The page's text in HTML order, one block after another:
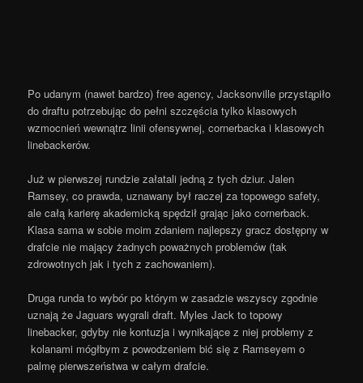
Po udanym (nawet bardzo) free agency, Jacksonville przystąpiło
do draftu potrzebując do pełni szczęścia tylko klasowych
wzmocnień wewnątrz linii ofensywnej, cornerbacka i klasowych
linebackerów.
Już w pierwszej rundzie załatali jedną z tych dziur. Jalen
Ramsey, co prawda, uznawany był raczej za topowego safety,
ale całą karierę akademicką spędził grając jako cornerback.
Klasa sama w sobie moim zdaniem najlepszy gracz dostępny w
drafcie nie mający żadnych poważnych problemów (tak
zdrowotnych jak i tych z zachowaniem).
Druga runda to wybór po którym w zasadzie wszyscy zgodnie
uznają że Jaguars wygrali draft. Myles Jack to topowy
linebacker, gdyby nie kontuzja i wynikające z niej problemy z
kolanami mógłbym z powodzeniem bić się z Ramseyem o
palmę pierwszeństwa w całym drafcie.